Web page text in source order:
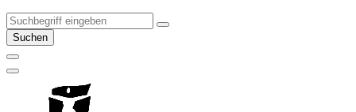
Suchen